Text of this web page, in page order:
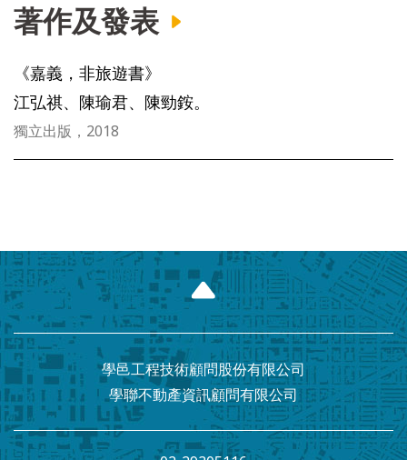
著作及發表
《嘉義，非旅遊書》
江弘祺、陳瑜君、陳勁銨。
獨立出版，2018
學邑工程技術顧問股份有限公司
學聯不動產資訊顧問有限公司